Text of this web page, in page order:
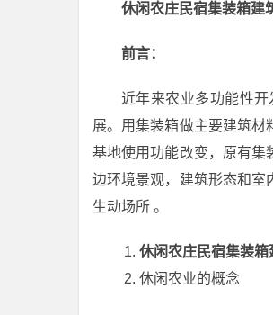
休闲农庄民宿集装箱建
前言：
近年来农业多功能性
展。用集装箱做主要建筑材
基地使用功能改变，原有集
边环境景观，建筑形态和室
生动场所 。
休闲农庄民宿集装
休闲农业的概念